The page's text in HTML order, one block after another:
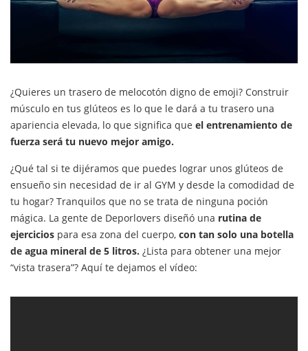
¿Quieres un trasero de melocotón digno de emoji? Construir
músculo en tus glúteos es lo que le dará a tu trasero una
apariencia elevada, lo que significa que el entrenamiento de
fuerza será tu nuevo mejor amigo.
¿Qué tal si te dijéramos que puedes lograr unos glúteos de
ensueño sin necesidad de ir al GYM y desde la comodidad de
tu hogar? Tranquilos que no se trata de ninguna poción
mágica. La gente de Deporlovers diseñó una rutina de
ejercicios para esa zona del cuerpo, con tan solo una botella
de agua mineral de 5 litros. ¿Lista para obtener una mejor
“vista trasera”? Aquí te dejamos el vídeo: